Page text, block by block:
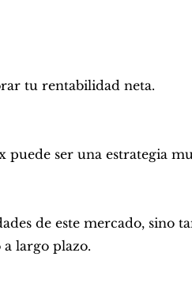
tu rentabilidad neta.
ser una estrategia
de este mercado, sino
largo plazo.